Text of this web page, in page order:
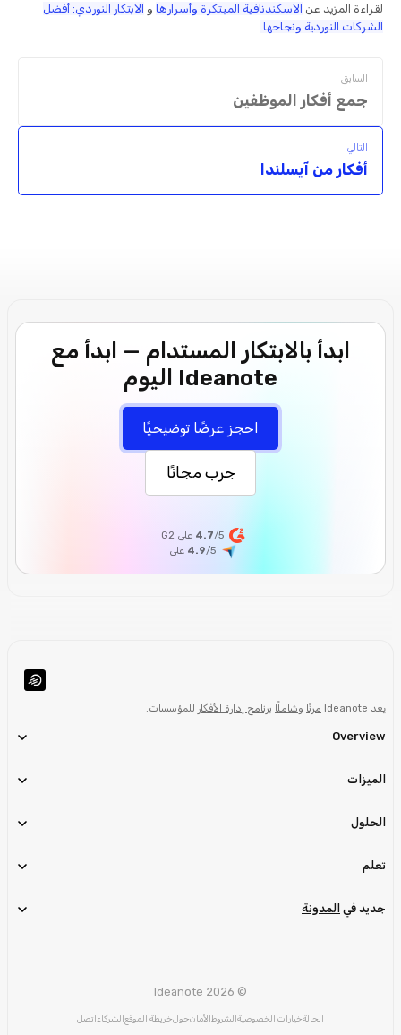
لقراءة المزيد عن الاسكندنافية المبتكرة وأسرارها و الابتكار النوردي: أفضل
الشركات النوردية ونجاحها.
السابق
جمع أفكار الموظفين
التالي
أفكار من آيسلندا
ابدأ بالابتكار المستدام — ابدأ مع
Ideanote اليوم
احجز عرضًا توضيحيًا
جرب مجانًا
4.7/5 على G2
4.9/5 على
يعد Ideanote مرنًا وشاملًا برنامج إدارة الأفكار للمؤسسات.
Overview
الميزات
الحلول
تعلم
جديد في المدونة
© Ideanote 2026
الحالةخيارات الخصوصيةالشروطالأمانحولخريطة الموقعالشركاءاتصل